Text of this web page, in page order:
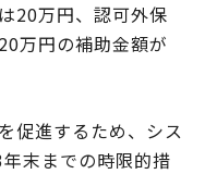
20万円、認可外保
万円の補助金額が
促進するため、シス
末までの時限的措